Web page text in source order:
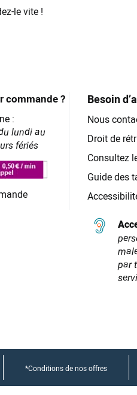
le vite !
commande ?
:
lundi au
fériés
Besoin
Nous
Droit de
Consultez
Guide des
par
*Conditions de nos offres